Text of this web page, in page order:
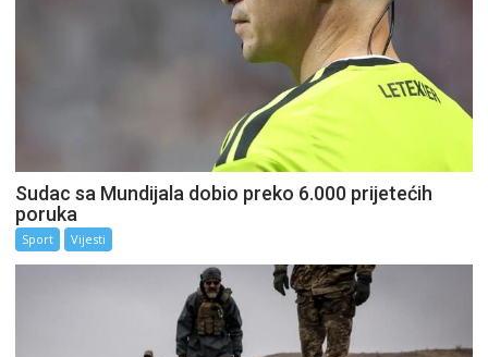
Sudac sa Mundijala dobio preko 6.000 prijetećih
poruka
Sport Vijesti